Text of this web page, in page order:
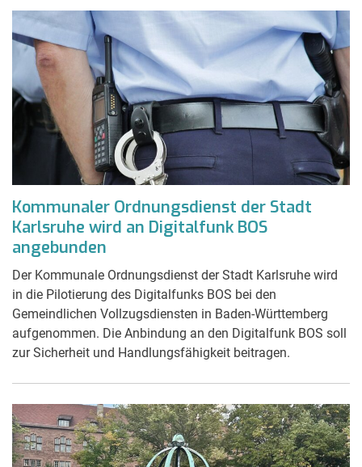
Kommunaler Ordnungsdienst der Stadt
Karlsruhe wird an Digitalfunk BOS
angebunden
Der Kommunale Ordnungsdienst der Stadt Karlsruhe wird
in die Pilotierung des Digitalfunks BOS bei den
Gemeindlichen Vollzugsdiensten in Baden-Württemberg
aufgenommen. Die Anbindung an den Digitalfunk BOS soll
zur Sicherheit und Handlungsfähigkeit beitragen.